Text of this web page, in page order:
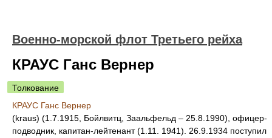
Военно-морской флот Третьего рейха
КРАУС Ганс Вернер
Толкование
КРАУС Ганс Вернер
(kraus) (1.7.1915, Бойлвитц, Заальфельд – 25.8.1990), офицер-
подводник, капитан-лейтенант (1.11. 1941). 26.9.1934 поступил